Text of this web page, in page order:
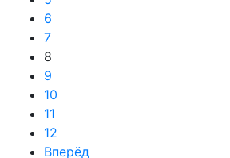
6
7
8
9
10
11
12
Вперёд